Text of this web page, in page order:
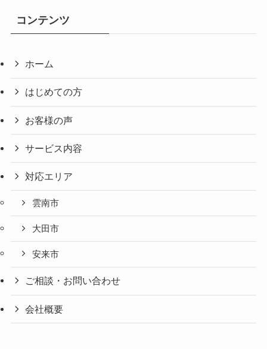
コンテンツ
ホーム
はじめての方
お客様の声
サービス内容
対応エリア
雲南市
大田市
安来市
ご相談・お問い合わせ
会社概要